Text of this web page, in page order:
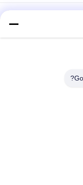
التحكم صمامات